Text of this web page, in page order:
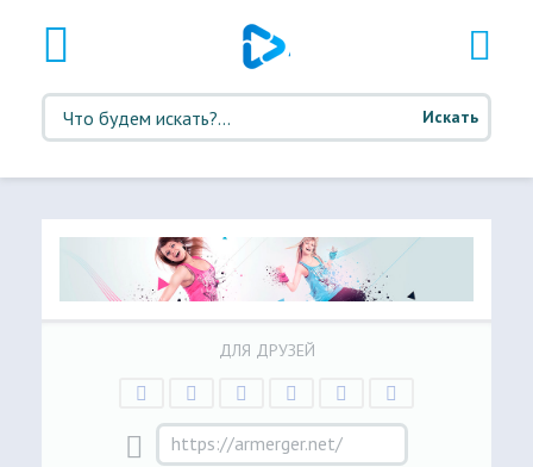
Искать
ДЛЯ ДРУЗЕЙ